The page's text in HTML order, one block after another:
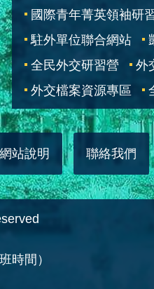
國際青年菁英領袖研
駐外單位聯合網站
全民外交研習營
外
外交檔案資源專區
站說明 聯絡我們
時間）